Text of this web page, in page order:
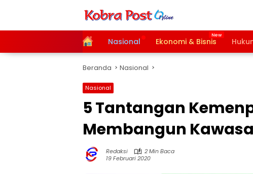
HomeNasional Ekonomi & Bisnis
Beranda Nasional
Nasional
5 Tantangan
Membangun
Redaksi
2 Min Baca
19 Februari 2020